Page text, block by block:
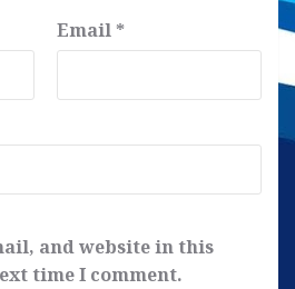
Email *
and website in this
time I comment.